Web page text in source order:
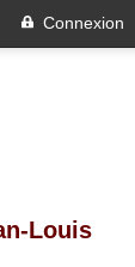
Connexion
Louis